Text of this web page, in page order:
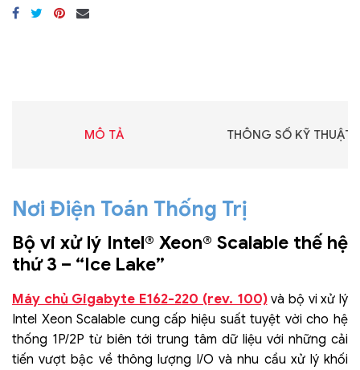
MÔ TẢ THÔNG SỐ KỸ THUẬT
Nơi Điện Toán Thống Trị
Bộ vi xử lý Intel® Xeon® Scalable thế hệ
thứ 3 – “Ice Lake”
Máy chủ Gigabyte E162-220 (rev. 100)và bộ vi xử lý
Intel Xeon Scalable cung cấp hiệu suất tuyệt vời cho hệ
thống 1P/2P từ biên tới trung tâm dữ liệu với những cải
tiến vượt bậc về thông lượng I/O và nhu cầu xử lý khối